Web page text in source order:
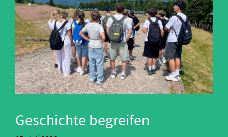
Geschichte begreifen